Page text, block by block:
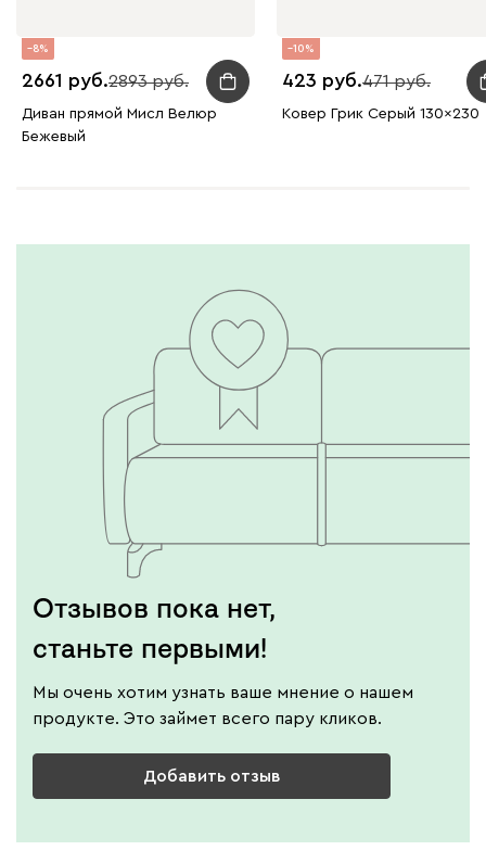
8
2661 2893
Диван прямой Мисл Велюр
Бежевый
10
423 471
Ковер Грик Серый 130x230
Отзывов пока нет,
станьте первыми!
Мы очень хотим узнать ваше мнение о нашем
продукте. Это займет всего пару кликов.
Добавить отзыв